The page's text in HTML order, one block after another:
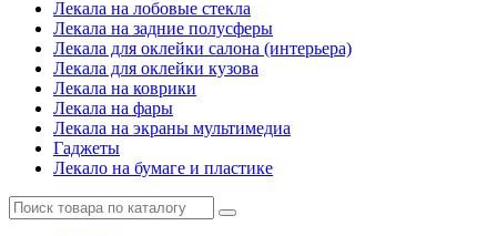
Лекала на лобовые стекла
Лекала на задние полусферы
Лекала для оклейки салона (интерьера)
Лекала для оклейки кузова
Лекала на коврики
Лекала на фары
Лекала на экраны мультимедиа
Гаджеты
Лекало на бумаге и пластике